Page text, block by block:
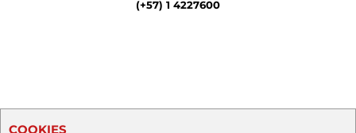
(+57) 1 4227600
COOKIES